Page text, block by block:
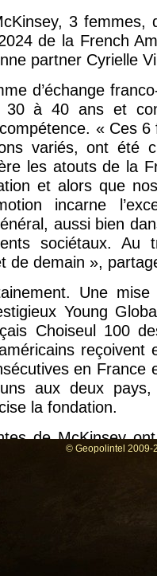
3 femmes,
de la French
partner Cyrielle
d’échange
à 40 ans et
« Ces
variés, ont été
les atouts de la
et alors que
incarne
aussi bien
sociétaux.
de demain »,
Une
Young
Choiseul 100
en France
aux deux pays,
la fondation.
de McKinsey
mois
© Geopolintel 2009-